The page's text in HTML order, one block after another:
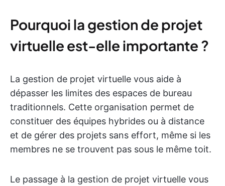
Pourquoi la gestion de projet
virtuelle est-elle importante ?
La gestion de projet virtuelle vous aide à
dépasser les limites des espaces de bureau
traditionnels. Cette organisation permet de
constituer des équipes hybrides ou à distance
et de gérer des projets sans effort, même si les
membres ne se trouvent pas sous le même toit.
Le passage à la gestion de projet virtuelle vous